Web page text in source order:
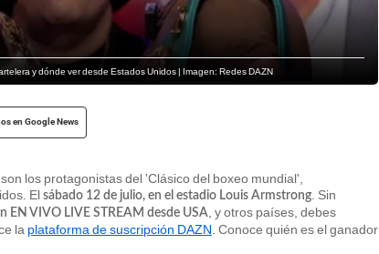
y dónde ver desde Estados Unidos | Imagen: Redes DAZN
en Google News
son los protagonistas del 'Clásico del boxeo mundial',
El sábado 12 de julio, en el estadio Louis Armstrong . Sin
EN VIVO LIVE STREAM desde USA , y otros países, debes
la plataforma de suscripción DAZN . Conoce quién es el ganador